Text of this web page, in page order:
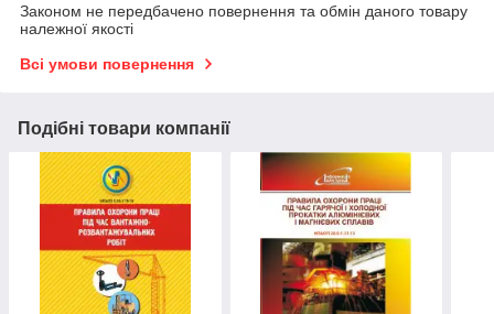
Законом не передбачено повернення та обмін даного товару
належної якості
Всі умови повернення
Подібні товари компанії